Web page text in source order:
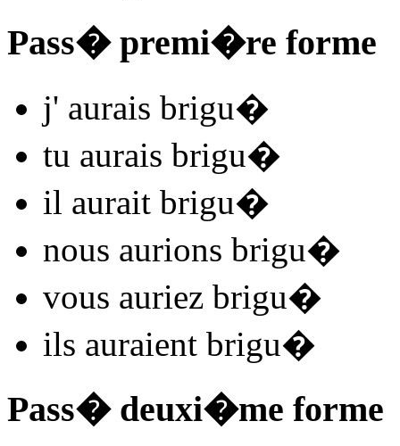
Pass� premi�re forme
j' aurais brigu�
tu aurais brigu�
il aurait brigu�
nous aurions brigu�
vous auriez brigu�
ils auraient brigu�
Pass� deuxi�me forme